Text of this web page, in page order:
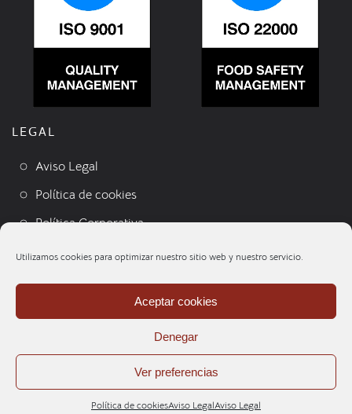
Utilizamos cookies para optimizar nuestro sitio web y nuestro servicio.
Aceptar cookies
Denegar
Ver preferencias
Política de cookiesAviso LegalAviso Legal
LEGAL
Aviso Legal
Política de cookies
Política Corporativa
Condiciones de venta
Contacto